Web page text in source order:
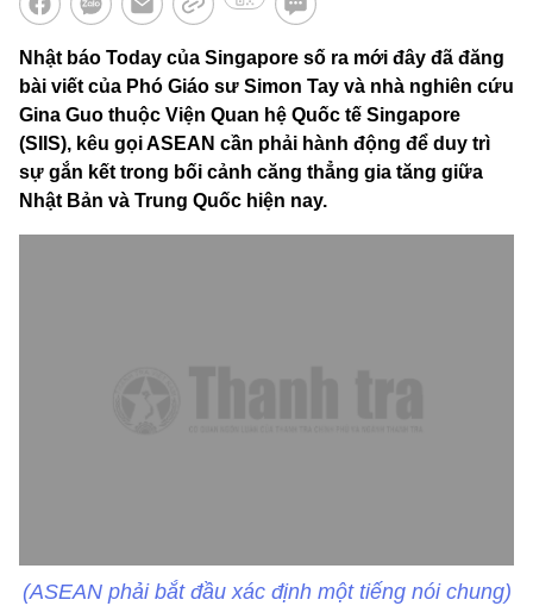
Nhật báo Today của Singapore số ra mới đây đã đăng
bài viết của Phó Giáo sư Simon Tay và nhà nghiên cứu
Gina Guo thuộc Viện Quan hệ Quốc tế Singapore
(SIIS), kêu gọi ASEAN cần phải hành động để duy trì
sự gắn kết trong bối cảnh căng thẳng gia tăng giữa
Nhật Bản và Trung Quốc hiện nay.
(ASEAN phải bắt đầu xác định một tiếng nói chung)